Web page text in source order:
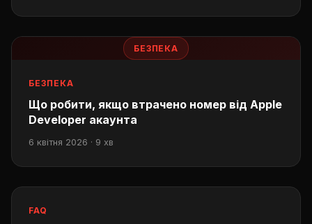
БЕЗПЕКА
БЕЗПЕКА
Що робити, якщо втрачено номер від Apple
Developer акаунта
6 квітня 2026 · 9 хв
FAQ